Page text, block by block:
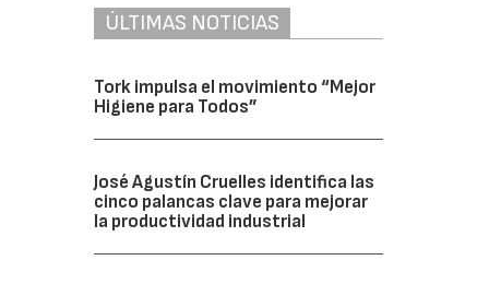
ÚLTIMAS NOTICIAS
Tork impulsa el movimiento “Mejor
Higiene para Todos”
José Agustín Cruelles identifica las
cinco palancas clave para mejorar
la productividad industrial